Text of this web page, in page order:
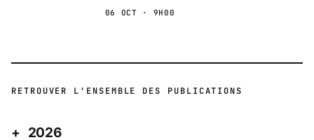
06 OCT · 9H00
RETROUVER L'ENSEMBLE DES PUBLICATIONS
2026